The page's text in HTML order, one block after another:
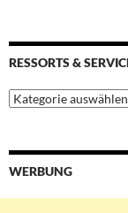
RESSORTS &
Ressorts
&
WERBUNG